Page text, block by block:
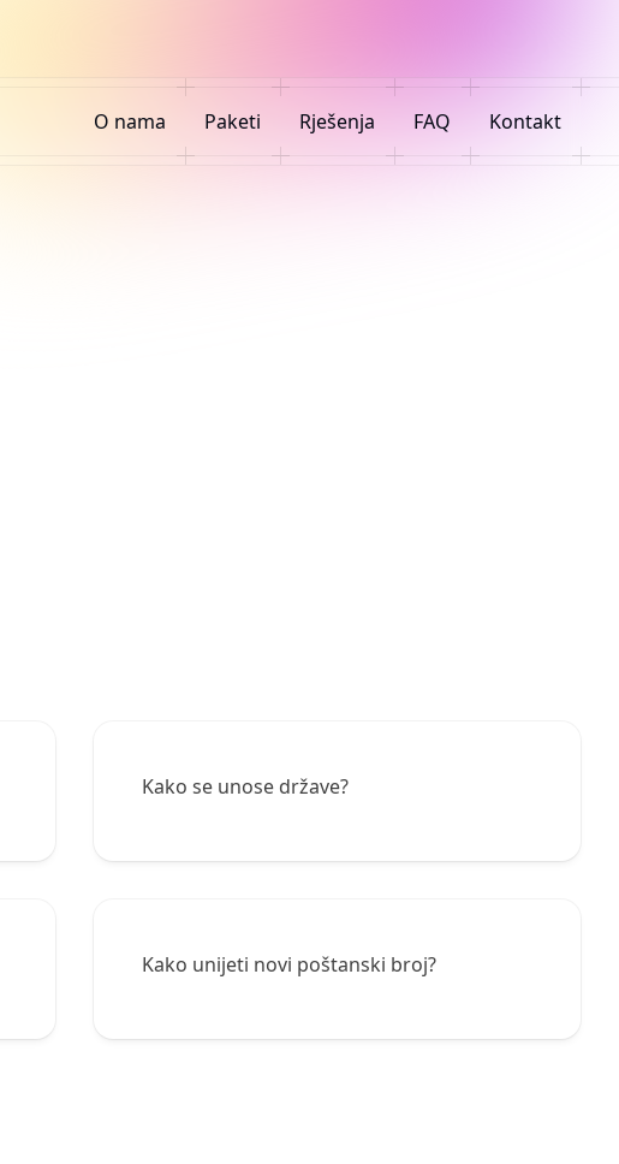
O nama Paketi Rješenja FAQ Kontakt
Kako se unose države?
Kako unijeti novi poštanski broj?